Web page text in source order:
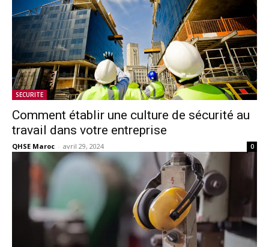
SECURITE
Comment établir une culture de sécurité au
travail dans votre entreprise
QHSE Maroc - avril 29, 2024 0